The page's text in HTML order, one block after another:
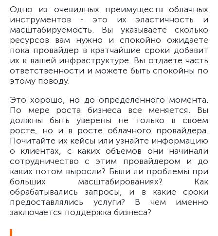
Одно из очевидных преимуществ облачных
инструментов - это их эластичность и
масштабируемость. Вы указываете сколько
ресурсов вам нужно и спокойно ожидаете
пока провайдер в кратчайшие сроки добавит
их к вашей инфраструктуре. Вы отдаете часть
ответственности и можете быть спокойны по
этому поводу.
Это хорошо, но до определенного момента.
По мере роста бизнеса все меняется. Вы
должны быть уверены не только в своем
росте, но и в росте облачного провайдера.
Почитайте их кейсы или узнайте информацию
о клиентах, с каких объемов они начинали
сотрудничество с этим провайдером и до
каких потом выросли? Были ли проблемы при
больших масштабированиях? Как
обрабатывались запросы, и в какие сроки
предоставлялись услуги? В чем именно
заключается поддержка бизнеса?